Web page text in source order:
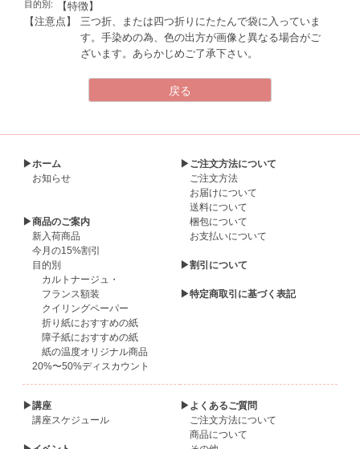
目的別:
【特徴】
【注意点】
三つ折、または四つ折りにたたんで袋に入っていま
す。手染めの為、色の出方が画像と異なる場合がご
ざいます。あらかじめご了承下さい。
▶ホーム
お知らせ
▶商品のご案内
新入荷商品
今月の15%割引
目的別
カルトナージュ・
フランス額装
クイリングペーパー
折り紙におすすめの紙
障子紙におすすめの紙
紙の温度オリジナル商品
20%〜50%ディスカウント
▶ご注文方法について
ご注文方法
お届けについて
送料について
梱包について
お支払いについて
▶割引について
▶特定商取引に基づく表記
▶講座
講座スケジュール
▶よくあるご質問
ご注文方法について
商品について